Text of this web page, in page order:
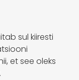
sul kiiresti
et see oleks
.